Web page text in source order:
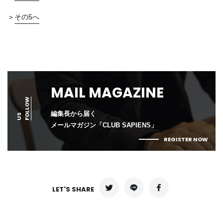
＞ その5へ
F
OL
L
O
W
U
S
MAIL MAGAZINE
編集長から届く
メールマガジン「CLUB SAPIENS」
REGISTER NOW
LET'S SHARE